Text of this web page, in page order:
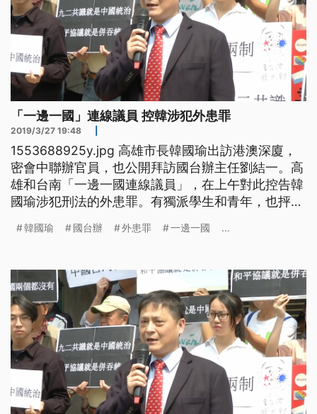
「一邊一國」連線議員 控韓涉犯外患罪
2019/3/27 19:48
1553688925y.jpg 高雄市長韓國瑜出訪港澳深廈，
密會中聯辦官員，也公開拜訪國台辦主任劉結一。高
雄和台南「一邊一國連線議員」，在上午對此控告韓
國瑜涉犯刑法的外患罪。有獨派學生和青年，也抨擊
之後再說明。而國台辦則是在今天，釋出利多給高
程第一天就因為密會香港中聯辦主任，事後被媒體緊
緊追問，3
韓國瑜 國台辦 外患罪 一邊一國 ...